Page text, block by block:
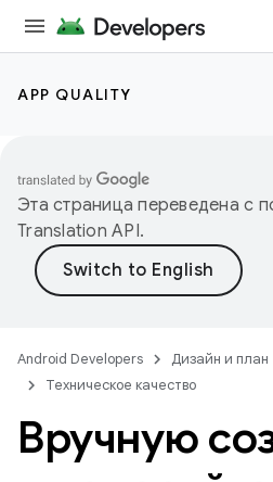
APP QUALITY
Эта страница переведена с
Translation API.
Android Developers Дизайн и план
Техническое качество
Вручную